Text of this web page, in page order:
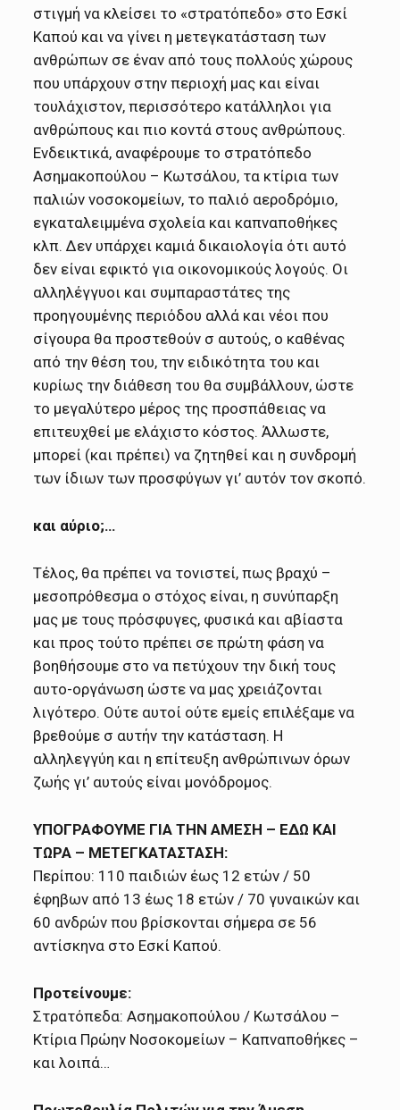
στιγμή να κλείσει το «στρατόπεδο» στο Εσκί
Καπού και να γίνει η μετεγκατάσταση των
ανθρώπων σε έναν από τους πολλούς χώρους
που υπάρχουν στην περιοχή μας και είναι
τουλάχιστον, περισσότερο κατάλληλοι για
ανθρώπους και πιο κοντά στους ανθρώπους.
Ενδεικτικά, αναφέρουμε το στρατόπεδο
Ασημακοπούλου – Κωτσάλου, τα κτίρια των
παλιών νοσοκομείων, το παλιό αεροδρόμιο,
εγκαταλειμμένα σχολεία και καπναποθήκες
κλπ. Δεν υπάρχει καμιά δικαιολογία ότι αυτό
δεν είναι εφικτό για οικονομικούς λογούς. Οι
αλληλέγγυοι και συμπαραστάτες της
προηγουμένης περιόδου αλλά και νέοι που
σίγουρα θα προστεθούν σ αυτούς, ο καθένας
από την θέση του, την ειδικότητα του και
κυρίως την διάθεση του θα συμβάλλουν, ώστε
το μεγαλύτερο μέρος της προσπάθειας να
επιτευχθεί με ελάχιστο κόστος. Άλλωστε,
μπορεί (και πρέπει) να ζητηθεί και η συνδρομή
των ίδιων των προσφύγων γι’ αυτόν τον σκοπό.
και αύριο;…
Τέλος, θα πρέπει να τονιστεί, πως βραχύ –
μεσοπρόθεσμα ο στόχος είναι, η συνύπαρξη
μας με τους πρόσφυγες, φυσικά και αβίαστα
και προς τούτο πρέπει σε πρώτη φάση να
βοηθήσουμε στο να πετύχουν την δική τους
αυτο-οργάνωση ώστε να μας χρειάζονται
λιγότερο. Ούτε αυτοί ούτε εμείς επιλέξαμε να
βρεθούμε σ αυτήν την κατάσταση. Η
αλληλεγγύη και η επίτευξη ανθρώπινων όρων
ζωής γι’ αυτούς είναι μονόδρομος.
ΥΠΟΓΡΑΦΟΥΜΕ ΓΙΑ ΤΗΝ ΑΜΕΣΗ – ΕΔΩ ΚΑΙ
ΤΩΡΑ – ΜΕΤΕΓΚΑΤΑΣΤΑΣΗ:
Περίπου: 110 παιδιών έως 12 ετών / 50
έφηβων από 13 έως 18 ετών / 70 γυναικών και
60 ανδρών που βρίσκονται σήμερα σε 56
αντίσκηνα στο Εσκί Καπού.
Προτείνουμε:
Στρατόπεδα: Ασημακοπούλου / Κωτσάλου –
Κτίρια Πρώην Νοσοκομείων – Καπναποθήκες –
και λοιπά…